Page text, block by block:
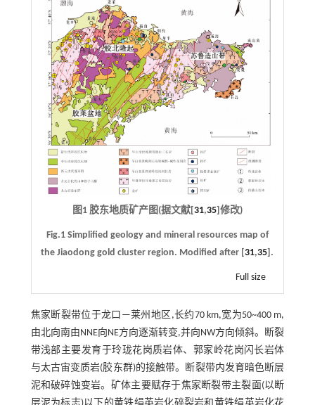
图1 胶东地质矿产图(据文献[31,35]修改)
Fig.1 Simplified geology and mineral resources map of
the Jiaodong gold cluster region. Modified after [31,35].
Full size
焦家断裂带位于龙口—莱州地区,长约70 km,宽为50~400 m,
由北向南由NNE向NE方向逐渐转变,并向NW方向倾斜。断裂
带浅部主要发育于玲珑花岗质岩体、郭家岭花岗闪长岩体
与太古宙变质岩(胶东群)的接触带。断裂带内发育暗色断层
泥和破碎蚀变岩。矿体主要赋存于焦家断裂带主裂面(以断